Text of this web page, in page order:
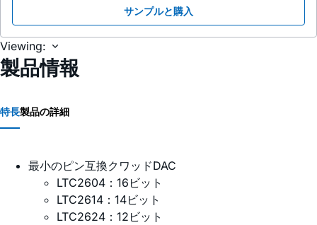
サンプルと購入
Viewing:
製品情報
特長製品の詳細
最小のピン互換クワッドDAC
LTC2604：16ビット
LTC2614：14ビット
LTC2624：12ビット